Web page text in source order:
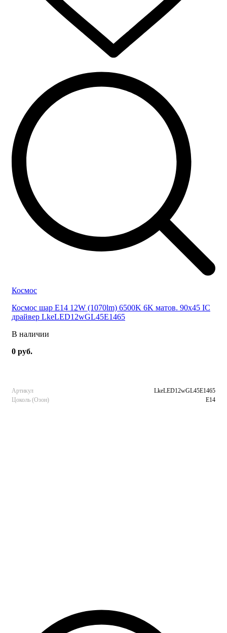
Космос
Космос шар E14 12W (1070lm) 6500K 6K матов. 90x45 IC
драйвер LkeLED12wGL45E1465
В наличии
0 руб.
Артикул
LkeLED12wGL45E1465
Цоколь (Озон)
E14